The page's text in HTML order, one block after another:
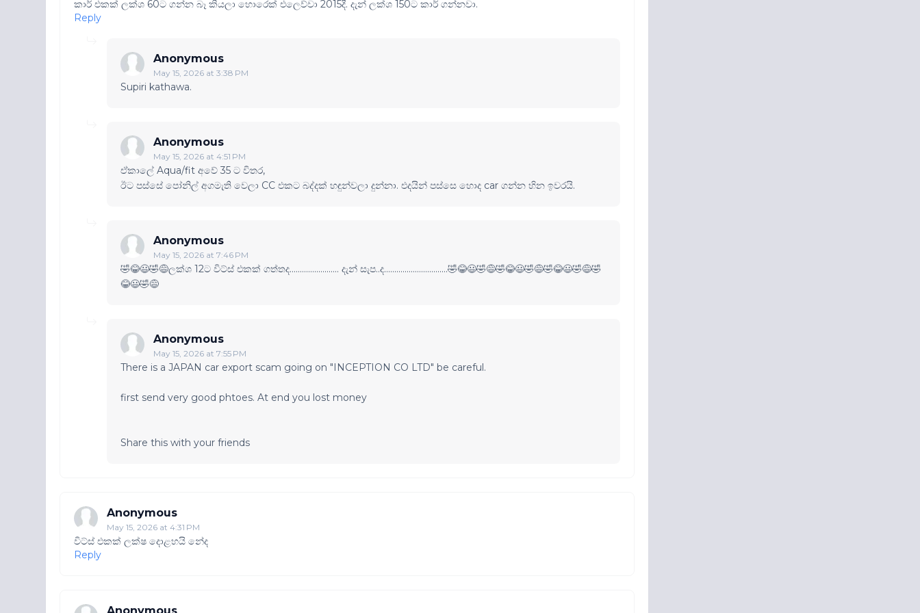
කාර් එකක් ලක්ශ 60ට ගන්න බෑ කියලා හොරෙක් එලෙව්වා 2015දී. දැන් ලක්ශ 150ට කාර් ගන්නවා.
Reply
Anonymous
May 15, 2026 at 3:38 PM
Supiri kathawa.
Anonymous
May 15, 2026 at 4:51 PM
ඒකාලේ Aqua/fit අවේ 35 ට විතර,
ඊට පස්සේ පෝනිල් අගමැති වෙලා CC එකට බද්දක් හඳුන්වලා දුන්නා. එදයින් පස්සෙ හොද car ගන්න හින ඉවරයි.
Anonymous
May 15, 2026 at 7:46 PM
🤣😂😃🤣😅ලක්ශ 12ට විට්ස් එකක් ගත්තද........................ දැන් සැප..ද...............................🤣😂😃🤣😅🤣😂😃🤣😅🤣😂😃🤣😅🤣
😂😃🤣😅
Anonymous
May 15, 2026 at 7:55 PM
There is a JAPAN car export scam going on "INCEPTION CO LTD" be careful.
first send very good phtoes. At end you lost money
Share this with your friends
Anonymous
May 15, 2026 at 4:31 PM
විට්ස් එකක් ලක්ෂ දොළහයි නේද
Reply